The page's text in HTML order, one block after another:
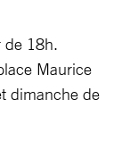
de 18h.
Maurice
dimanche de